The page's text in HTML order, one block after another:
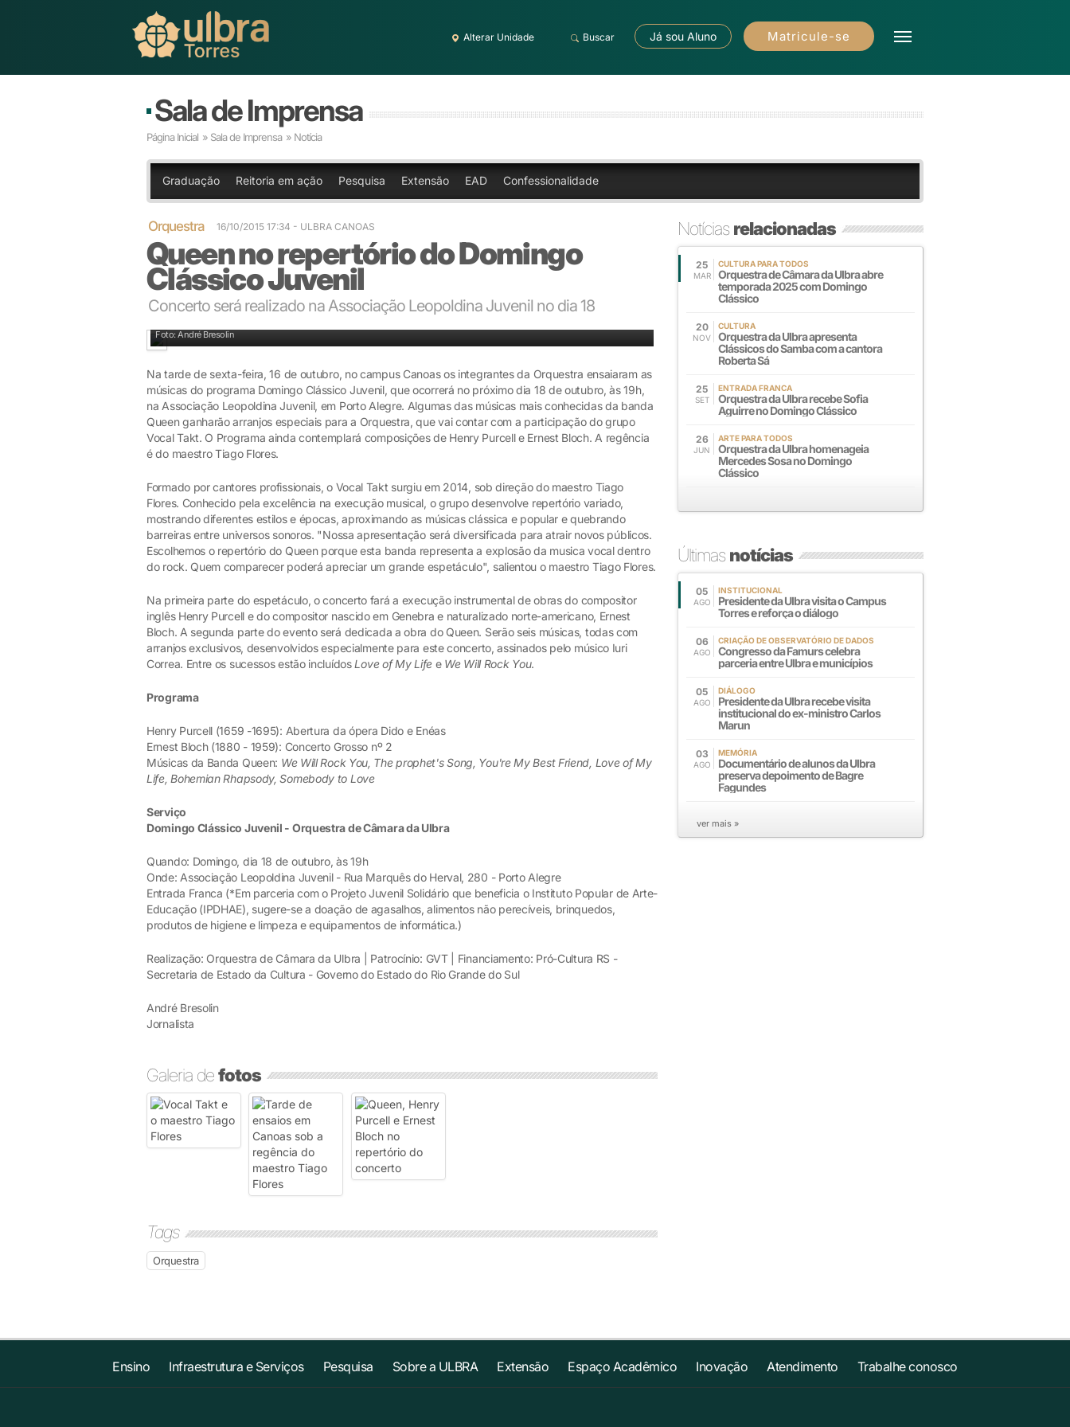
Alterar Unidade Buscar Já sou Aluno Matricule-se
Sala de Imprensa
Página Inicial » Sala de Imprensa » Notícia
Graduação Reitoria em ação Pesquisa Extensão EAD Confessionalidade
Orquestra 16/10/2015 17:34 - ULBRA CANOAS
Queen no repertório do Domingo
Clássico Juvenil
Concerto será realizado na Associação Leopoldina Juvenil no dia 18
Foto: André Bresolin
Na tarde de sexta-feira, 16 de outubro, no campus Canoas os integrantes da Orquestra ensaiaram as
músicas do programa Domingo Clássico Juvenil, que ocorrerá no próximo dia 18 de outubro, às 19h,
na Associação Leopoldina Juvenil, em Porto Alegre. Algumas das músicas mais conhecidas da banda
Queen ganharão arranjos especiais para a Orquestra, que vai contar com a participação do grupo
Vocal Takt. O Programa ainda contemplará composições de Henry Purcell e Ernest Bloch. A regência
é do maestro Tiago Flores.
Formado por cantores profissionais, o Vocal Takt surgiu em 2014, sob direção do maestro Tiago
Flores. Conhecido pela excelência na execução musical, o grupo desenvolve repertório variado,
mostrando diferentes estilos e épocas, aproximando as músicas clássica e popular e quebrando
barreiras entre universos sonoros. "Nossa apresentação será diversificada para atrair novos públicos.
Escolhemos o repertório do Queen porque esta banda representa a explosão da musica vocal dentro
do rock. Quem comparecer poderá apreciar um grande espetáculo", salientou o maestro Tiago Flores.
Na primeira parte do espetáculo, o concerto fará a execução instrumental de obras do compositor
inglês Henry Purcell e do compositor nascido em Genebra e naturalizado norte-americano, Ernest
Bloch. A segunda parte do evento será dedicada a obra do Queen. Serão seis músicas, todas com
arranjos exclusivos, desenvolvidos especialmente para este concerto, assinados pelo músico Iuri
Correa. Entre os sucessos estão incluídosLove of My Lifee We Will Rock You.
Programa
Henry Purcell (1659 -1695): Abertura da ópera Dido e Enéas
Ernest Bloch (1880 - 1959): Concerto Grosso nº 2
Músicas da Banda Queen: We Will Rock You, The prophet's Song, You're My Best Friend, Love of My
Life, Bohemian Rhapsody, Somebody to Love
Serviço
Domingo Clássico Juvenil - Orquestra de Câmara da Ulbra
Quando: Domingo, dia 18 de outubro, às 19h
Onde: Associação Leopoldina Juvenil - Rua Marquês do Herval, 280 - Porto Alegre
Entrada Franca (*Em parceria com o Projeto Juvenil Solidário que beneficia o Instituto Popular de Arte-
Educação (IPDHAE), sugere-se a doação de agasalhos, alimentos não perecíveis, brinquedos,
produtos de higiene e limpeza e equipamentos de informática.)
Realização: Orquestra de Câmara da Ulbra | Patrocínio: GVT | Financiamento: Pró-Cultura RS -
Secretaria de Estado da Cultura - Governo do Estado do Rio Grande do Sul
André Bresolin
Jornalista
Galeria defotos
Tags
Orquestra
Notíciasrelacionadas
25
MAR
CULTURA PARA TODOS
Orquestra de Câmara da Ulbra abre
temporada 2025 com Domingo
Clássico
20
NOV
CULTURA
Orquestra da Ulbra apresenta
Clássicos do Samba com a cantora
Roberta Sá
25
SET
ENTRADA FRANCA
Orquestra da Ulbra recebe Sofia
Aguirre no Domingo Clássico
26
JUN
ARTE PARA TODOS
Orquestra da Ulbra homenageia
Mercedes Sosa no Domingo
Clássico
Últimasnotícias
05
AGO
INSTITUCIONAL
Presidente da Ulbra visita o Campus
Torres e reforça o diálogo
06
AGO
CRIAÇÃO DE OBSERVATÓRIO DE DADOS
Congresso da Famurs celebra
parceria entre Ulbra e municípios
05
AGO
DIÁLOGO
Presidente da Ulbra recebe visita
institucional do ex-ministro Carlos
Marun
03
AGO
MEMÓRIA
Documentário de alunos da Ulbra
preserva depoimento de Bagre
Fagundes
ver mais »
Ensino Infraestrutura e Serviços Pesquisa Sobre a ULBRA Extensão Espaço Acadêmico Inovação Atendimento Trabalhe conosco